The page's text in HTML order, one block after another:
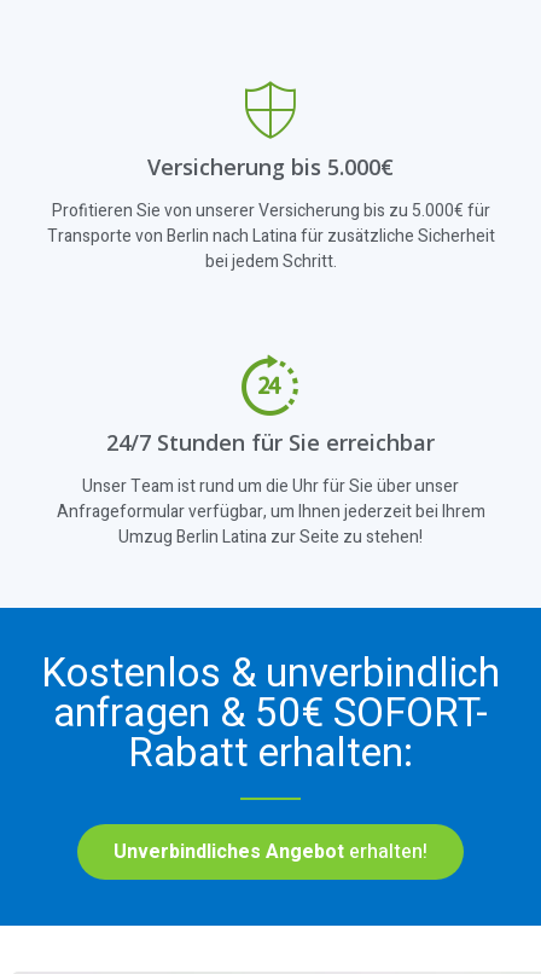
Versicherung bis 5.000€
Profitieren Sie von unserer Versicherung bis zu 5.000€ für
Transporte von Berlin nach Latina für zusätzliche Sicherheit
bei jedem Schritt.
24/7 Stunden für Sie erreichbar
Unser Team ist rund um die Uhr für Sie über unser
Anfrageformular verfügbar, um Ihnen jederzeit bei Ihrem
Umzug Berlin Latina zur Seite zu stehen!
Kostenlos & unverbindlich
anfragen & 50€ SOFORT-
Rabatt erhalten:
Unverbindliches Angebot erhalten!